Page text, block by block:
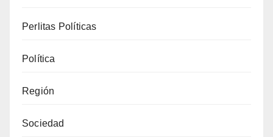
Perlitas Políticas
Política
Región
Sociedad